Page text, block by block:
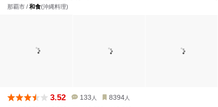
那覇市 /和食(沖縄料理)
3.52 133 人 8394 人